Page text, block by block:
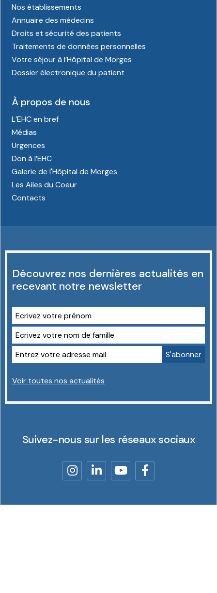
Nos établissements
Annuaire des médecins
Droits et sécurité des patients
Traitements de données personnelles
Votre séjour à l’Hôpital de Morges
Dossier électronique du patient
À propos de nous
L’EHC en bref
Médias
Urgences
Don à l’EHC
Galerie de l'Hôpital de Morges
Les Ailes du Coeur
Contacts
Découvrez nos dernières actualités en
recevant notre newsletter
Voir toutes nos actualités
Suivez-nous sur les réseaux sociaux